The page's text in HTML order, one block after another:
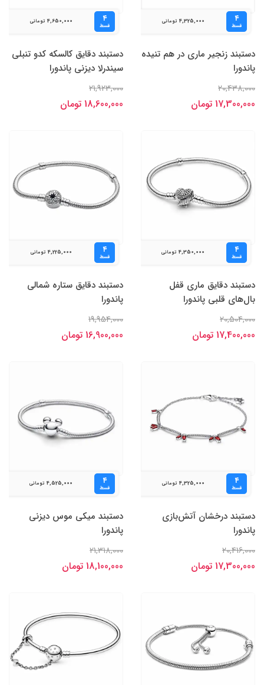
۴
قسط
4,325,000 تومانی
دستبند زنجیر ماری در هم تنیده
پاندورا
20,438,000
17,300,000 تومان
۴
قسط
4,650,000 تومانی
دستبند دقایق کالسکه کدو تنبلی
سیندرلا دیزنی پاندورا
21,923,000
18,600,000 تومان
۴
قسط
4,350,000 تومانی
دستبند دقایق ماری قفل
بال‌های قلبی پاندورا
20,504,000
17,400,000 تومان
۴
قسط
4,225,000 تومانی
دستبند دقایق ستاره شمالی
پاندورا
19,954,000
16,900,000 تومان
۴
قسط
4,325,000 تومانی
دستبند درخشان آتش‌بازی
پاندورا
20,416,000
17,300,000 تومان
۴
قسط
4,525,000 تومانی
دستبند میکی موس دیزنی
پاندورا
21,318,000
18,100,000 تومان